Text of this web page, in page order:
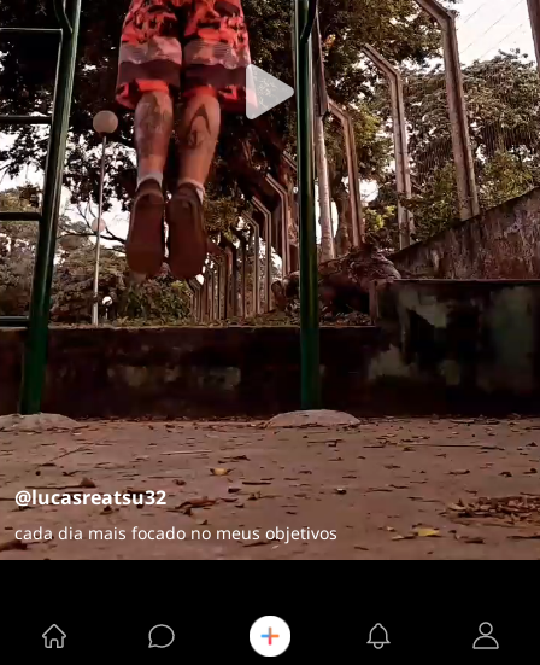
@lucasreatsu32
cada dia mais focado no meus objetivos